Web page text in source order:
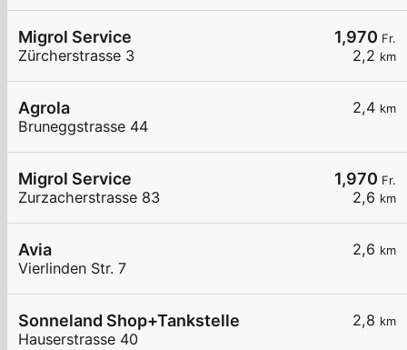
1,970 Fr.
2,2 km
Migrol Service
Zürcherstrasse 3
2,4 km
Agrola
Bruneggstrasse 44
1,970 Fr.
2,6 km
Migrol Service
Zurzacherstrasse 83
2,6 km
Avia
Vierlinden Str. 7
2,8 km
Sonneland Shop+Tankstelle
Hauserstrasse 40